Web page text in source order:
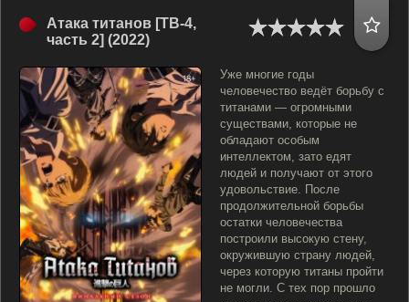
Атака титанов [ТВ-4,
часть 2] (2022)
Уже многие годы
человечество ведёт борьбу с
титанами — огромными
существами, которые не
обладают особым
интеллектом, зато едят
людей и получают от этого
удовольствие. После
продолжительной борьбы
остатки человечества
построили высокую стену,
окружившую страну людей,
через которую титаны пройти
не могли. С тех пор прошло